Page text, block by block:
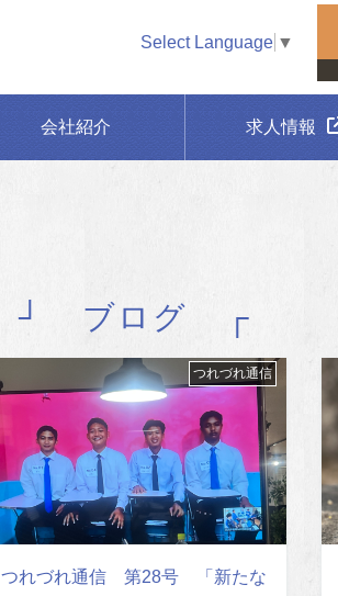
Select Language ▼
会社紹介 求人情報
ブログ
つれづれ通信 第28号 「新たな
つれづれ通信